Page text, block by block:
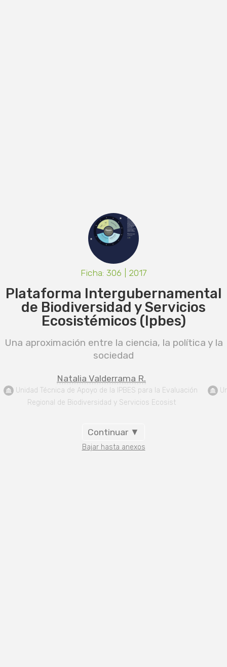
Ficha: 306 | 2017
Plataforma Intergubernamental
de Biodiversidad y Servicios
Ecosistémicos (Ipbes)
Una aproximación entre la ciencia, la política y la
sociedad
Natalia Valderrama R.
Unidad Técnica de Apoyo de la IPBES para la Evaluación
Regional de Biodiversidad y Servicios Ecosist
Continuar ▼
Bajar hasta anexos